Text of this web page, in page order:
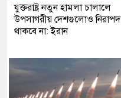
যুক্তরাষ্ট্র নতুন হামলা চালালে
উপসাগরীয় দেশগুলোও নিরাপদ
থাকবে না: ইরান